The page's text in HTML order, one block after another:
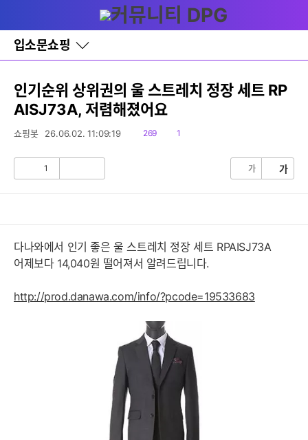
와
홈
입소문쇼핑
바
로
기
레
이
창
글
인기순위 상위권의 울 스트레치 정장 세트 RP
AISJ73A, 저렴해졌어요
쇼핑봇 26.06.02. 11:09:19
읽
269
댓1
1 가 가
다나와에서 인기 좋은 울 스트레치 정장 세트 RPAISJ73A
어제보다 14,040원 떨어져서 알려드립니다.
http://prod.danawa.com/info/?pcode=19533683